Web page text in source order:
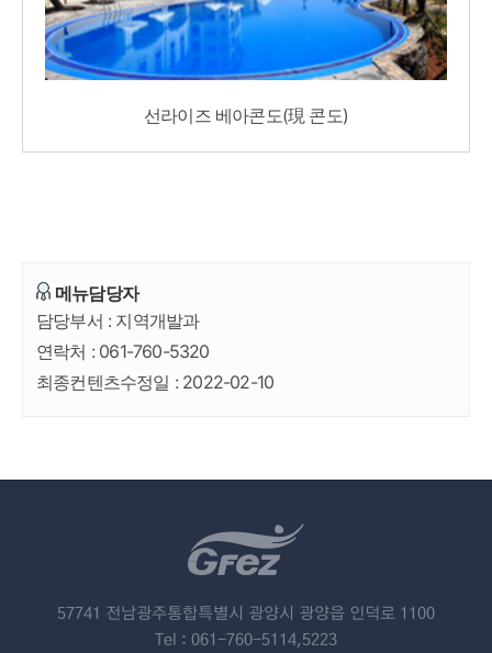
선라이즈 베아콘도(現 콘도)
메뉴담당자
담당부서 : 지역개발과
연락처 : 061-760-5320
최종컨텐츠수정일 : 2022-02-10
57741 전남광주통합특별시 광양시 광양읍 인덕로 1100
Tel : 061-760-5114,5223